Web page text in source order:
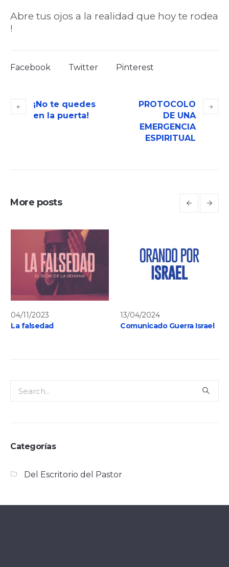
Abre tus ojos a la realidad que hoy te rodea
!
Facebook Twitter Pinterest
¡No te quedes
en la puerta!
PROTOCOLO
DE UNA
EMERGENCIA
ESPIRITUAL
More posts
04/11/2023
La falsedad
13/04/2024
Comunicado Guerra Israel
Categorías
Del Escritorio del Pastor